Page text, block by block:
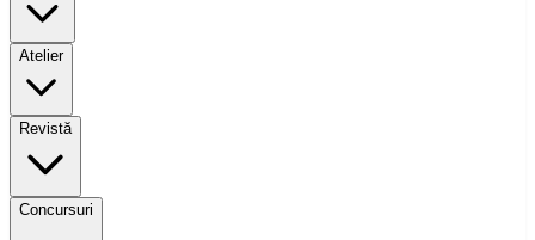
Atelier
Revistă
Concursuri